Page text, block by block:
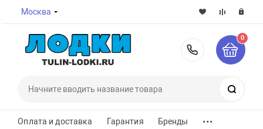
Москва
8-800-
0
Оплата и доставка Гарантия Бренды ...